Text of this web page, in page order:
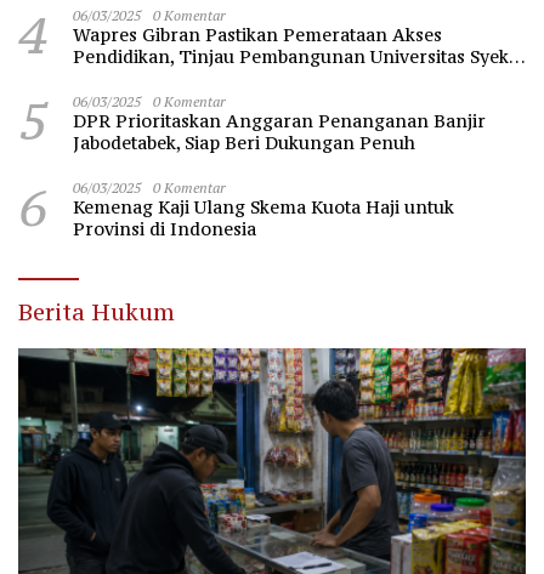
4 06/03/2025 0 Komentar
Wapres Gibran Pastikan Pemerataan Akses
Pendidikan, Tinjau Pembangunan Universitas Syekh
5 06/03/2025 0 Komentar
DPR Prioritaskan Anggaran Penanganan Banjir
Jabodetabek, Siap Beri Dukungan Penuh
6 06/03/2025 0 Komentar
Kemenag Kaji Ulang Skema Kuota Haji untuk
Provinsi di Indonesia
Berita Hukum